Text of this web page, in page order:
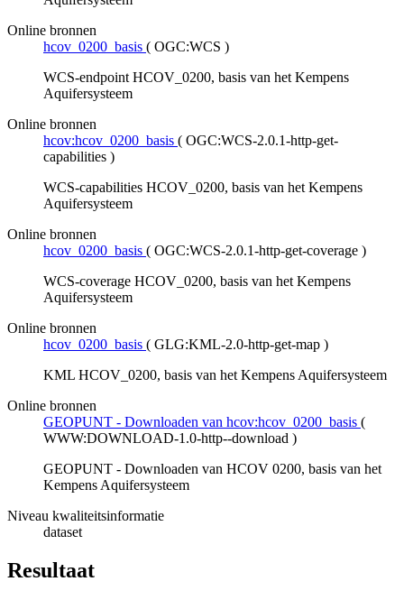
Online bronnen
hcov_0200_basis ( OGC:WCS )
WCS-endpoint HCOV_0200, basis van het Kempens
Aquifersysteem
Online bronnen
hcov:hcov_0200_basis ( OGC:WCS-2.0.1-http-get-
capabilities )
WCS-capabilities HCOV_0200, basis van het Kempens
Aquifersysteem
Online bronnen
hcov_0200_basis ( OGC:WCS-2.0.1-http-get-coverage )
WCS-coverage HCOV_0200, basis van het Kempens
Aquifersysteem
Online bronnen
hcov_0200_basis ( GLG:KML-2.0-http-get-map )
KML HCOV_0200, basis van het Kempens Aquifersysteem
Online bronnen
GEOPUNT - Downloaden van hcov:hcov_0200_basis (
WWW:DOWNLOAD-1.0-http--download )
GEOPUNT - Downloaden van HCOV 0200, basis van het
Kempens Aquifersysteem
Niveau kwaliteitsinformatie
dataset
Resultaat